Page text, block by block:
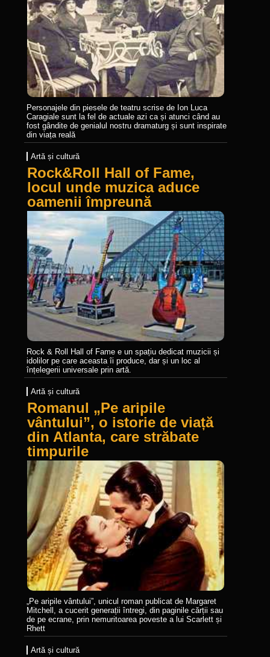
Personajele din piesele de teatru scrise de Ion Luca
Caragiale sunt la fel de actuale azi ca și atunci când au
fost gândite de genialul nostru dramaturg și sunt inspirate
din viața reală
Artă și cultură
Rock&Roll Hall of Fame,
locul unde muzica aduce
oamenii împreună
Rock & Roll Hall of Fame e un spațiu dedicat muzicii și
idolilor pe care aceasta îi produce, dar și un loc al
înțelegerii universale prin artă.
Artă și cultură
Romanul „Pe aripile
vântului”, o istorie de viață
din Atlanta, care străbate
timpurile
„Pe aripile vântului”, unicul roman publicat de Margaret
Mitchell, a cucerit generații întregi, din paginile cărții sau
de pe ecrane, prin nemuritoarea poveste a lui Scarlett și
Rhett
Artă și cultură